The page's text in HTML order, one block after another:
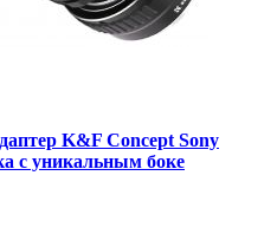
K&F Concept Sony
с уникальным боке